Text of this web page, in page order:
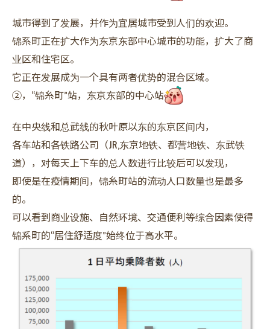
城市得到了发展，并作为宜居城市受到人们的欢迎。
锦系町正在扩大作为东京东部中心城市的功能，扩大了商
业区和住宅区。
它正在发展成为一个具有两者优势的混合区域。
②，“锦糸町”站，东京东部的中心站
在中央线和总武线的秋叶原以东的东京区间内，
各车站和各铁路公司（JR,东京地铁、都营地铁、东武铁
道），对每天上下车的总人数进行比较后可以发现，
即使是在疫情期间，锦糸町站的流动人口数量也是最多
的。
可以看到商业设施、自然环境、交通便利等综合因素使得
锦系町的“居住舒适度”始终位于高水平。